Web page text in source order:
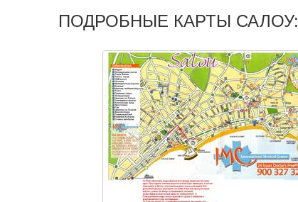
ПОДРОБНЫЕ КАРТЫ САЛОУ: